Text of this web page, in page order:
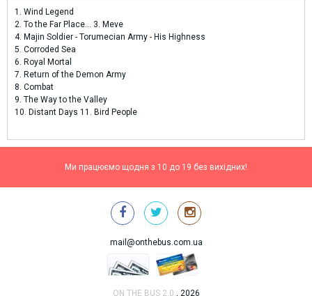
1. Wind Legend
2. To the Far Place... 3. Meve
4. Majin Soldier - Torumecian Army - His Highness
5. Corroded Sea
6. Royal Mortal
7. Return of the Demon Army
8. Combat
9. The Way to the Valley
10. Distant Days 11. Bird People
Ми працюємо щодня з 10 до 19 без вихідних!
mail@onthebus.com.ua
ON THE BUS 2.0 , 2026